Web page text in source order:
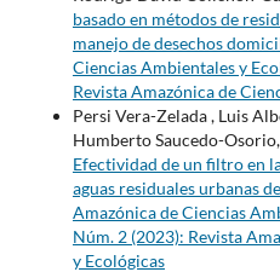
basado en métodos de
manejo de desechos
Ciencias Ambientales y
Revista Amazónica de
Persi Vera-Zelada , Luis
Humberto Saucedo-
Efectividad de un filtro en
aguas residuales urbanas
Amazónica de Ciencias
Núm. 2 (2023): Revista
y Ecológicas